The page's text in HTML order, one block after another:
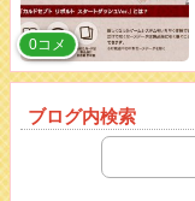
0コメ
ブログ内検索